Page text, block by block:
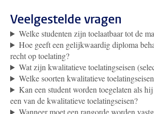
Veelgestelde vragen
Welke studenten zijn toelaatbaar tot de
Hoe geeft een gelijkwaardig diploma
recht op toelating?
Wat zijn kwalitatieve toelatingseisen
Welke soorten kwalitatieve
Kan een student worden toegelaten als
een van de kwalitatieve toelatingseisen?
Wanneer moet een rangorde worden